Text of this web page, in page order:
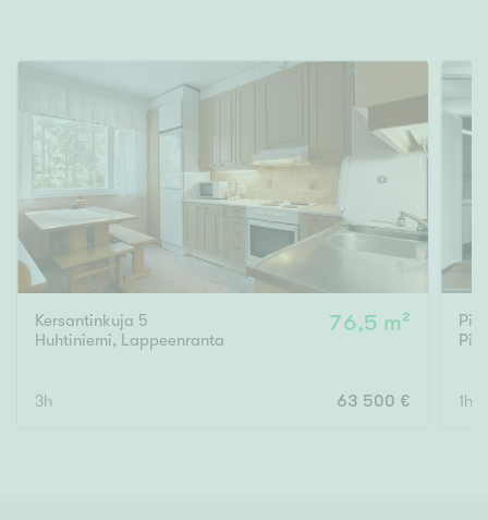
Kersantinkuja 5
Huhtiniemi, Lappeenranta
76,5 m²
3h 63 500 € 1h,